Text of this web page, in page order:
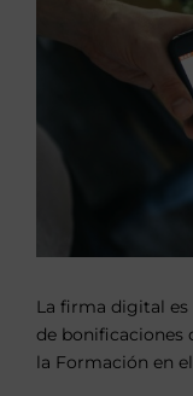
La firma digital
de bonificaciones
la Formación en